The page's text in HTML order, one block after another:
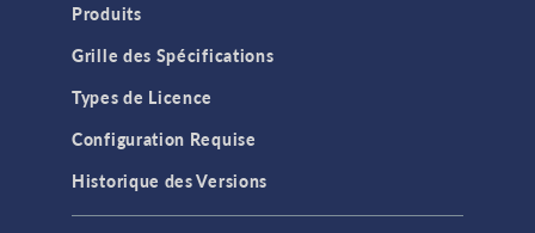
Produits
Grille des Spécifications
Types de Licence
Configuration Requise
Historique des Versions